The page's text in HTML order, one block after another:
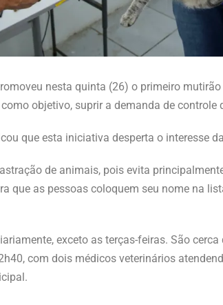
nesta quinta (26) o primeiro
objetivo, suprir a demanda de
que esta iniciativa desperta o interesse
de animais, pois evita
que as pessoas coloquem seu nome na
exceto as terças-feiras. São
com dois médicos veterinários